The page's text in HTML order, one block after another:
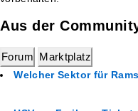
Aus der
Forum Marktplatz
Welcher Sektor für